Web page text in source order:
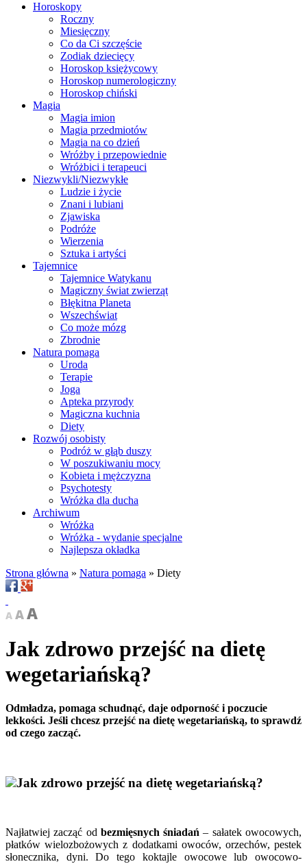
Horoskopy
Roczny
Miesięczny
Co da Ci szczęście
Zodiak dziecięcy
Horoskop księżycowy
Horoskop numerologiczny
Horoskop chiński
Magia
Magia imion
Magia przedmiotów
Magia na co dzień
Wróżby i przepowiednie
Wróżbici i terapeuci
Niezwykli/Niezwykłe
Ludzie i życie
Znani i lubiani
Zjawiska
Podróże
Wierzenia
Sztuka i artyści
Tajemnice
Tajemnice Watykanu
Magiczny świat zwierząt
Błękitna Planeta
Wszechświat
Co może mózg
Zbrodnie
Natura pomaga
Uroda
Terapie
Joga
Apteka przyrody
Magiczna kuchnia
Diety
Rozwój osobisty
Podróż w głąb duszy
W poszukiwaniu mocy
Kobieta i mężczyzna
Psychotesty
Wróżka dla ducha
Archiwum
Wróżka
Wróżka - wydanie specjalne
Najlepsza okładka
Strona główna » Natura pomaga » Diety
Jak zdrowo przejść na dietę
wegetariańską?
Odmładza, pomaga schudnąć, daje odporność i poczucie
lekkości. Jeśli chcesz przejść na dietę wegetariańską, to sprawdź
od czego zacząć.
Jak zdrowo przejść na dietę wegetariańską?
Najłatwiej zacząć od bezmięsnych śniadań – sałatek owocowych,
płatków wielozbożowych z dodatkami owoców, orzechów, pestek
słonecznika, dyni. Do tego koktajle owocowe lub owocowo-